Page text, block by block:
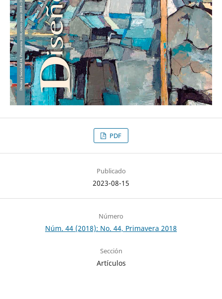
PDF
Publicado
2023-08-15
Número
Núm. 44 (2018): No. 44, Primavera 2018
Sección
Artículos